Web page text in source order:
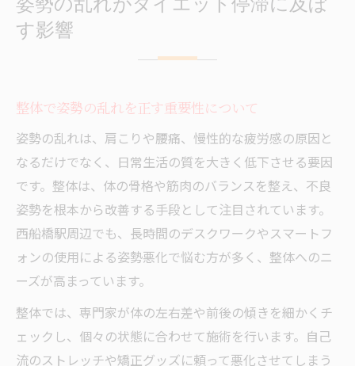
姿勢の乱れがダイエット停滞に及ぼ
す影響
整体で姿勢の乱れを正す重要性について
姿勢の乱れは、肩こりや腰痛、慢性的な疲労感の原因と
なるだけでなく、日常生活の質を大きく低下させる要因
です。整体は、体の骨格や筋肉のバランスを整え、不良
姿勢を根本から改善する手段として注目されています。
西船橋駅周辺でも、長時間のデスクワークやスマートフ
ォンの使用による姿勢悪化で悩む方が多く、整体へのニ
ーズが高まっています。
整体では、専門家が体の左右差や前後の傾きを細かくチ
ェックし、個々の状態に合わせて施術を行います。自己
流のストレッチや矯正グッズに頼って悪化させてしまう